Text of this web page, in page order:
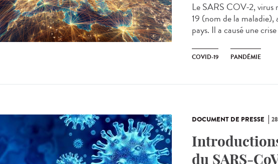
Le SARS COV-2, virus
19 (nom de la maladie),
pays. Il a causé une
COVID-19 PANDÉMIE
DOCUMENT DE PRESSE
du SARS-